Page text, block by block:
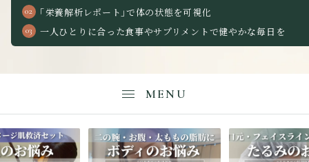
「栄養解析レポート」で体の状態を可視化
一人ひとりに合った食事やサプリメントで健やかな毎日を
MENU